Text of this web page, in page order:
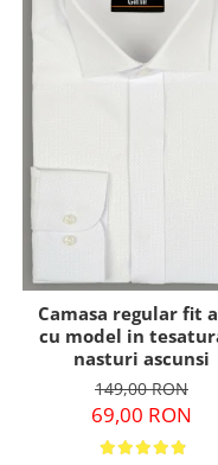
Camasa regular fit
cu model in
nasturi ascunsi
149,00 RON
69,00 RON